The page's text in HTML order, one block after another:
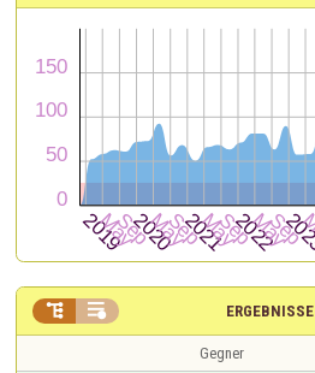
ERGEBNISSE
 
Gegner